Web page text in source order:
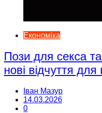
Економіка
Пози для секса
нові відчуття для
Іван Мазур
14.03.2026
0